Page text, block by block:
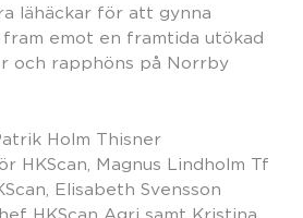
lähäckar för att gynna
emot en framtida utökad
och rapphöns på Norrby
Holm Thisner
HKScan, Magnus Lindholm Tf
Elisabeth Svensson
HKScan Agri samt Kristina